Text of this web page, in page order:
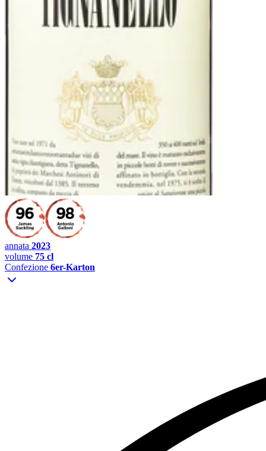
annata 2023
volume 75 cl
Confezione 6er-Karton